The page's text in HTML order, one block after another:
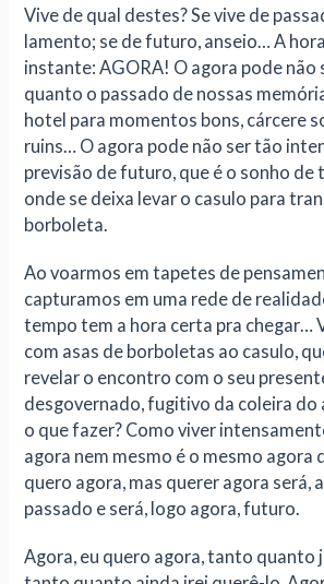
Vive de qual destes? Se vive de
lamento; se de futuro, anseio… A
instante: AGORA! O agora pode
quanto o passado de nossas
hotel para momentos bons, cárcere
ruins… O agora pode não ser tão
previsão de futuro, que é o sonho
onde se deixa levar o casulo para
borboleta.
Ao voarmos em tapetes de
capturamos em uma rede de
tempo tem a hora certa pra chegar…
com asas de borboletas ao casulo,
revelar o encontro com o seu
desgovernado, fugitivo da coleira do
o que fazer? Como viver
agora nem mesmo é o mesmo agora
quero agora, mas querer agora será,
passado e será, logo agora, futuro.
Agora, eu quero agora, tanto quanto